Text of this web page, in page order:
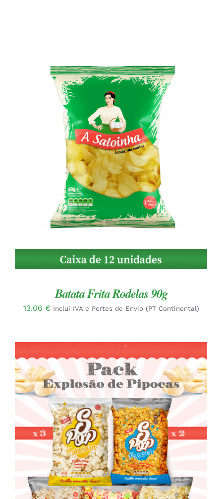
ADICIONAR
/
DETALHES
Batata Frita Rodelas 90g
13.06 € Inclui IVA e Portes de Envio (PT Continental)
ADICIONAR
/
DETALHES